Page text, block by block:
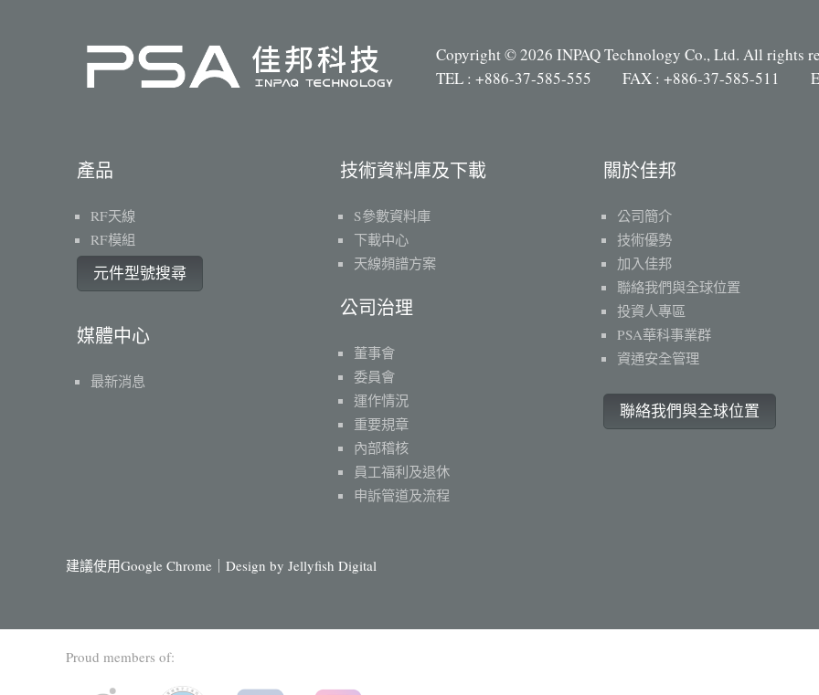
Copyright © 2026 INPAQ Technology Co., Ltd. All rights
TEL : +886-37-585-555 FAX : +886-37-585-511
產品
RF天線
RF模組
元件型號搜尋
媒體中心
最新消息
技術資料庫及下載
S參數資料庫
下載中心
天線頻譜方案
公司治理
董事會
委員會
運作情況
重要規章
內部稽核
員工福利及退休
申訴管道及流程
關於佳邦
公司簡介
技術優勢
加入佳邦
聯絡我們與全球位置
投資人專區
PSA華科事業群
資通安全管理
聯絡我們與全球位置
建議使用Google Chrome｜Design by Jellyfish Digital
Proud members of: